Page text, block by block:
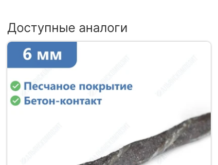
Доступные аналоги